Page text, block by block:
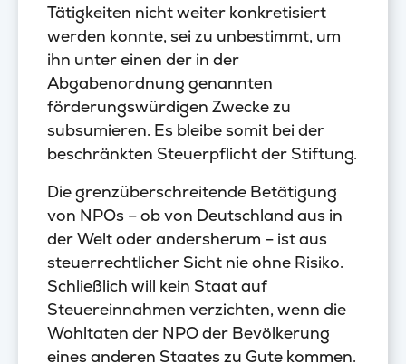
Tätigkeiten nicht weiter konkretisiert
werden konnte, sei zu unbestimmt, um
ihn unter einen der in der
Abgabenordnung genannten
förderungswürdigen Zwecke zu
subsumieren. Es bleibe somit bei der
beschränkten Steuerpflicht der Stiftung.
Die grenzüberschreitende Betätigung
von NPOs – ob von Deutschland aus in
der Welt oder andersherum – ist aus
steuerrechtlicher Sicht nie ohne Risiko.
Schließlich will kein Staat auf
Steuereinnahmen verzichten, wenn die
Wohltaten der NPO der Bevölkerung
eines anderen Staates zu Gute kommen.